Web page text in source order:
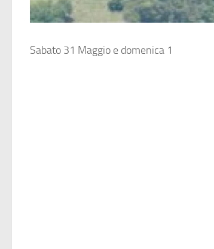
Sabato 31 Maggio e domenica 1